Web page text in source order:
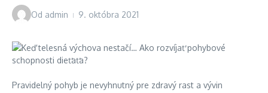
Od admin 9. októbra 2021
Pravidelný pohyb je nevyhnutný pre zdravý rast a vývin